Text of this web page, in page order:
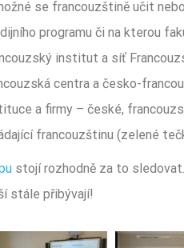
se francouzštině učit
programu či na kterou
institut a síť
centra a česko-
a firmy – české,
francouzštinu (zelené
stojí rozhodně za to
stále přibývají!